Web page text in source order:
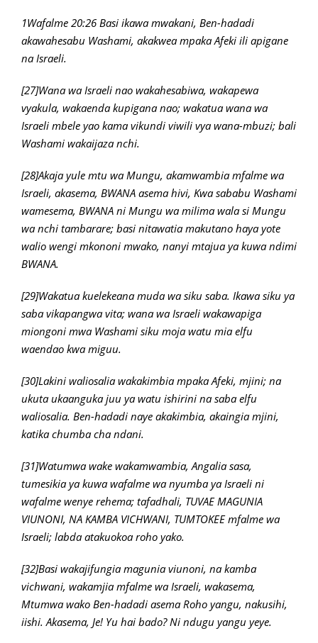
1Wafalme 20:26 Basi ikawa mwakani, Ben-hadadi
akawahesabu Washami, akakwea mpaka Afeki ili apigane
na Israeli.
[27]Wana wa Israeli nao wakahesabiwa, wakapewa
vyakula, wakaenda kupigana nao; wakatua wana wa
Israeli mbele yao kama vikundi viwili vya wana-mbuzi; bali
Washami wakaijaza nchi.
[28]Akaja yule mtu wa Mungu, akamwambia mfalme wa
Israeli, akasema, BWANA asema hivi, Kwa sababu Washami
wamesema, BWANA ni Mungu wa milima wala si Mungu
wa nchi tambarare; basi nitawatia makutano haya yote
walio wengi mkononi mwako, nanyi mtajua ya kuwa ndimi
BWANA.
[29]Wakatua kuelekeana muda wa siku saba. Ikawa siku ya
saba vikapangwa vita; wana wa Israeli wakawapiga
miongoni mwa Washami siku moja watu mia elfu
waendao kwa miguu.
[30]Lakini waliosalia wakakimbia mpaka Afeki, mjini; na
ukuta ukaanguka juu ya watu ishirini na saba elfu
waliosalia. Ben-hadadi naye akakimbia, akaingia mjini,
katika chumba cha ndani.
[31]Watumwa wake wakamwambia, Angalia sasa,
tumesikia ya kuwa wafalme wa nyumba ya Israeli ni
wafalme wenye rehema; tafadhali, TUVAE MAGUNIA
VIUNONI, NA KAMBA VICHWANI, TUMTOKEE mfalme wa
Israeli; labda atakuokoa roho yako.
[32]Basi wakajifungia magunia viunoni, na kamba
vichwani, wakamjia mfalme wa Israeli, wakasema,
Mtumwa wako Ben-hadadi asema Roho yangu, nakusihi,
iishi. Akasema, Je! Yu hai bado? Ni ndugu yangu yeye.